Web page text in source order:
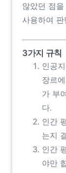
않았던 점
사용하여
3가지 규칙
인공
장르
가 부
다.
인간
는지
인간
야만